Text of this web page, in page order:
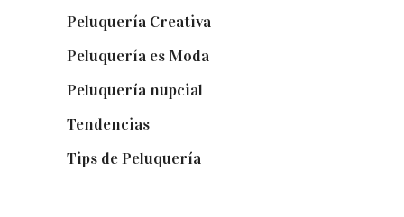
Peluquería Creativa
Peluquería es Moda
Peluquería nupcial
Tendencias
Tips de Peluquería